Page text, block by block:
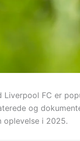
Liverpool FC er
og
oplevelse i 2025.